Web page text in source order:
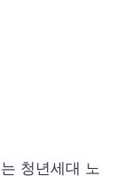
청년세대 노